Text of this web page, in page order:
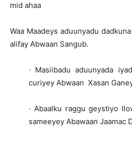
mid ahaa
Waa Maadeys aduunyadu
alifay Abwaan Sangub.
· Masiibadu aduunyada
curiyey Abwaan Xasan
· Abaalku raggu geystiyo
sameeyey Abawaan Jaamac